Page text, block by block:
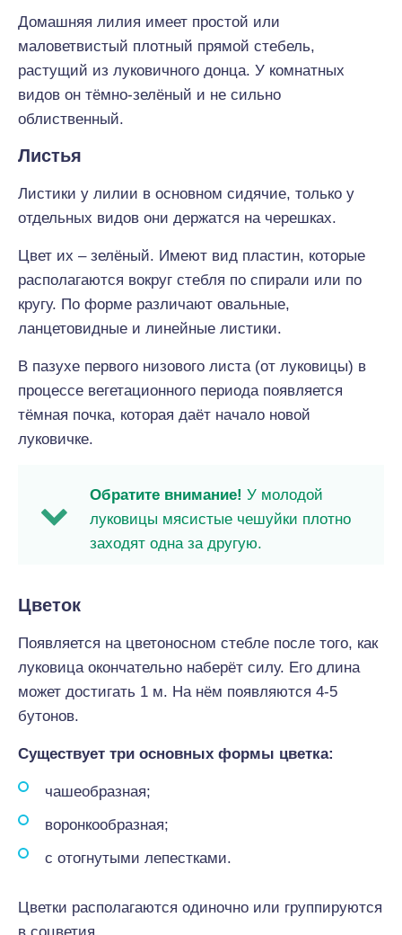
Домашняя лилия имеет простой или
маловетвистый плотный прямой стебель,
растущий из луковичного донца. У комнатных
видов он тёмно-зелёный и не сильно
облиственный.
Листья
Листики у лилии в основном сидячие, только у
отдельных видов они держатся на черешках.
Цвет их – зелёный. Имеют вид пластин, которые
располагаются вокруг стебля по спирали или по
кругу. По форме различают овальные,
ланцетовидные и линейные листики.
В пазухе первого низового листа (от луковицы) в
процессе вегетационного периода появляется
тёмная почка, которая даёт начало новой
луковичке.
Обратите внимание! У молодой
луковицы мясистые чешуйки плотно
заходят одна за другую.
Цветок
Появляется на цветоносном стебле после того, как
луковица окончательно наберёт силу. Его длина
может достигать 1 м. На нём появляются 4-5
бутонов.
Существует три основных формы цветка:
чашеобразная;
воронкообразная;
с отогнутыми лепестками.
Цветки располагаются одиночно или группируются